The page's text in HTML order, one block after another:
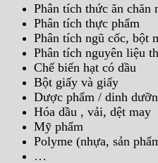
Phân tích thức ăn chăn
Phân tích thực phẩm
Phân tích ngũ cốc, bột
Phân tích nguyên liệu
Chế biến hạt có dầu
Bột giấy và giấy
Dược phẩm / dinh
Hóa dầu , vải, dệt may
Mỹ phẩm
Polyme (nhựa, sản
…